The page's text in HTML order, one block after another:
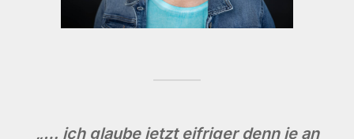
„… ich glaube jetzt eifriger denn je an